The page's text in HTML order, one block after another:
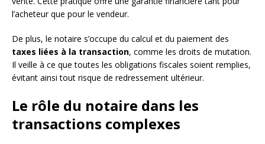
l’acheteur que pour le vendeur.
De plus, le notaire s’occupe du calcul et du paiement des
taxes liées à la transaction, comme les droits de mutation.
Il veille à ce que toutes les obligations fiscales soient remplies,
évitant ainsi tout risque de redressement ultérieur.
Le rôle du notaire dans les
transactions complexes